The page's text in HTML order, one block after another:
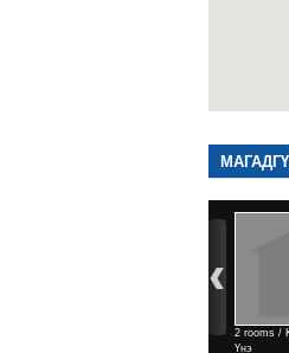
Commercial
east side of